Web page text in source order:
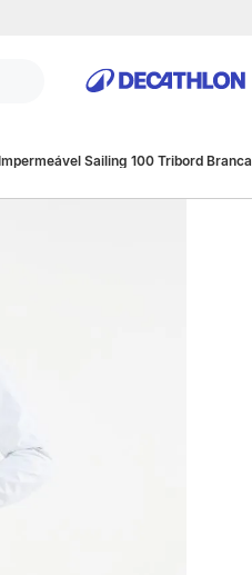
Sailing 100 Tribord Branca